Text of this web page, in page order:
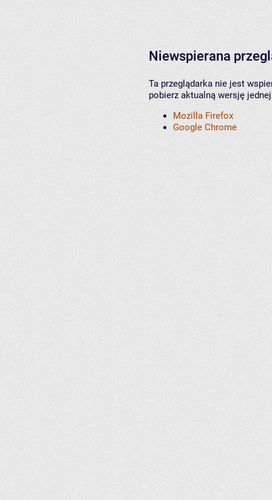
Niewspierana
Ta przeglądarka nie jest
pobierz aktualną wersję
Mozilla Firefox
Google Chrome